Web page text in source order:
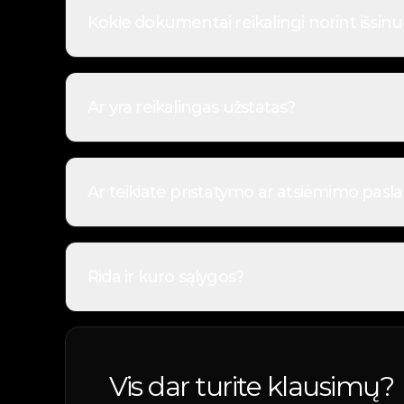
Norint išsinuomoti automobilį, reikalingas
Užstatas taikomas tik nuomos be vairuotojo
Taip, teikiame pristatymo ir atsiėmimo
Nuomojant automobilį su vairuotoju, rida
Vis dar turite klausimų?